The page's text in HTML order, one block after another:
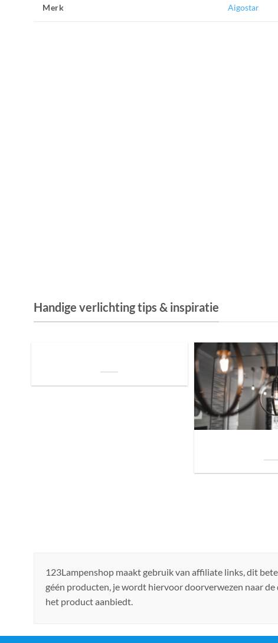
Merk Aigostar
Handige verlichting tips & inspiratie
123Lampenshop maakt gebruik van affiliate links, dit
géén producten, je wordt hiervoor doorverwezen naar
het product aanbiedt.